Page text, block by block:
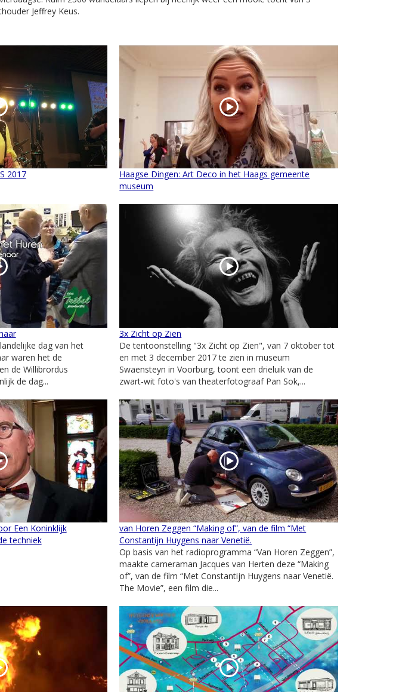
Jeffrey Keus.
2017
Haagse Dingen: Art Deco in het Haags gemeente
museum
dag van het
waren het de
de Willibrordus
de dag...
3x Zicht op Zien
De tentoonstelling "3x Zicht op Zien", van 7 oktober tot
en met 3 december 2017 te zien in museum
Swaensteyn in Voorburg, toont een drieluik van de
zwart-wit foto's van theaterfotograaf Pan Sok,...
Een Koninklijk
techniek
van Horen Zeggen “Making of”, van de film “Met
Constantijn Huygens naar Venetië.
Op basis van het radioprogramma “Van Horen Zeggen”,
maakte cameraman Jacques van Herten deze “Making
of”, van de film “Met Constantijn Huygens naar Venetië.
The Movie”, een film die...